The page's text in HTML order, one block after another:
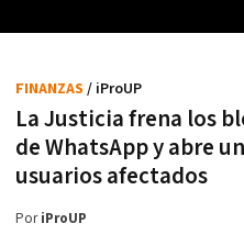
La Justicia frena los
de WhatsApp y abre
usuarios afectados
FINANZAS / iProUP
PoriProUP